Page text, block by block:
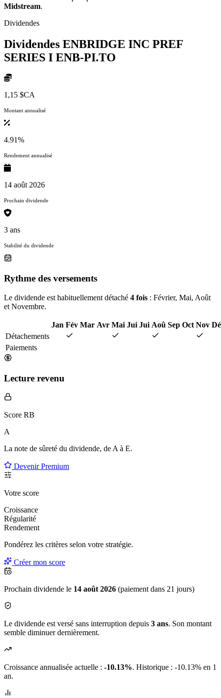
Midstream.
Dividendes
Dividendes ENBRIDGE INC PREF
SERIES I ENB-PI.TO
1,15 $CA
Montant annualisé
4.91%
Rendement annualisé
14 août 2026
Prochain dividende
3 ans
Stabilité du dividende
Rythme des versements
Le dividende est habituellement détaché 4 fois : Février, Mai, Août
et Novembre.
Jan Fév Mar Avr Mai Jui Jui Aoû Sep Oct Nov
Détachements
Paiements
Lecture revenu
Score RB
A
La note de sûreté du dividende, de A à E.
Devenir Premium
Votre score
Croissance
Régularité
Rendement
Pondérez les critères selon votre stratégie.
Créer mon score
Prochain dividende le 14 août 2026 (paiement dans 21 jours)
Le dividende est versé sans interruption depuis 3 ans. Son montant
semble diminuer dernièrement.
Croissance annualisée actuelle : -10.13%. Historique : -10.13% en 1
an.